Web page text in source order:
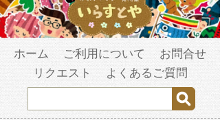
ホーム ご利用について
お問合せ
リクエスト
よくあるご質問